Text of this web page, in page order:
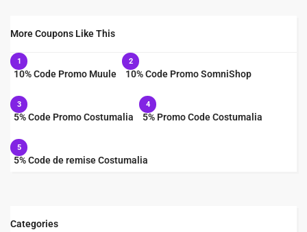
More Coupons Like This
1
10% Code Promo Muule
2
10% Code Promo SomniShop
3
5% Code Promo Costumalia
4
5% Promo Code Costumalia
5
5% Code de remise Costumalia
Categories